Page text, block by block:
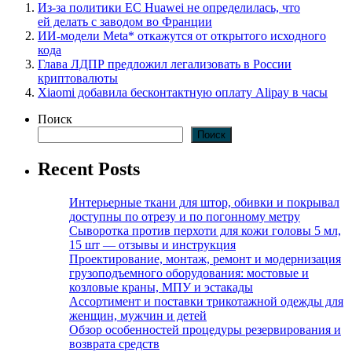
Из-за политики ЕС Huawei не определилась, что
ей делать с заводом во Франции
ИИ-модели Meta* откажутся от открытого исходного
кода
Глава ЛДПР предложил легализовать в России
криптовалюты
Xiaomi добавила бесконтактную оплату Alipay в часы
Поиск
Поиск
Recent Posts
Интерьерные ткани для штор, обивки и покрывал
доступны по отрезу и по погонному метру
Сыворотка против перхоти для кожи головы 5 мл,
15 шт — отзывы и инструкция
Проектирование, монтаж, ремонт и модернизация
грузоподъемного оборудования: мостовые и
козловые краны, МПУ и эстакады
Ассортимент и поставки трикотажной одежды для
женщин, мужчин и детей
Обзор особенностей процедуры резервирования и
возврата средств